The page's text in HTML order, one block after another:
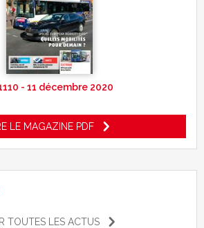
1110 - 11 décembre 2020
LE MAGAZINE PDF
TOUTES LES ACTUS